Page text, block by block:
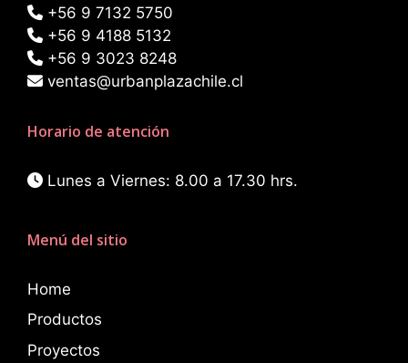
+56 9 7132 5750
+56 9 4188 5132
+56 9 3023 8248
ventas@urbanplazachile.cl
Horario de atención
Lunes a Viernes: 8.00 a 17.30 hrs.
Menú del sitio
Home
Productos
Proyectos